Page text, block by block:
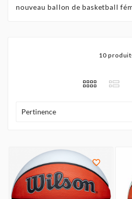
nouveau ballon de basketball
10
Pertinence
